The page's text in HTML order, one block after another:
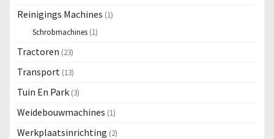
Reinigings Machines (1)
Schrobmachines (1)
Tractoren (23)
Transport (13)
Tuin En Park (3)
Weidebouwmachines (1)
Werkplaatsinrichting (2)